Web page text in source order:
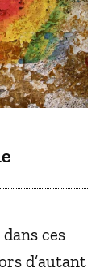
ces
d’autant